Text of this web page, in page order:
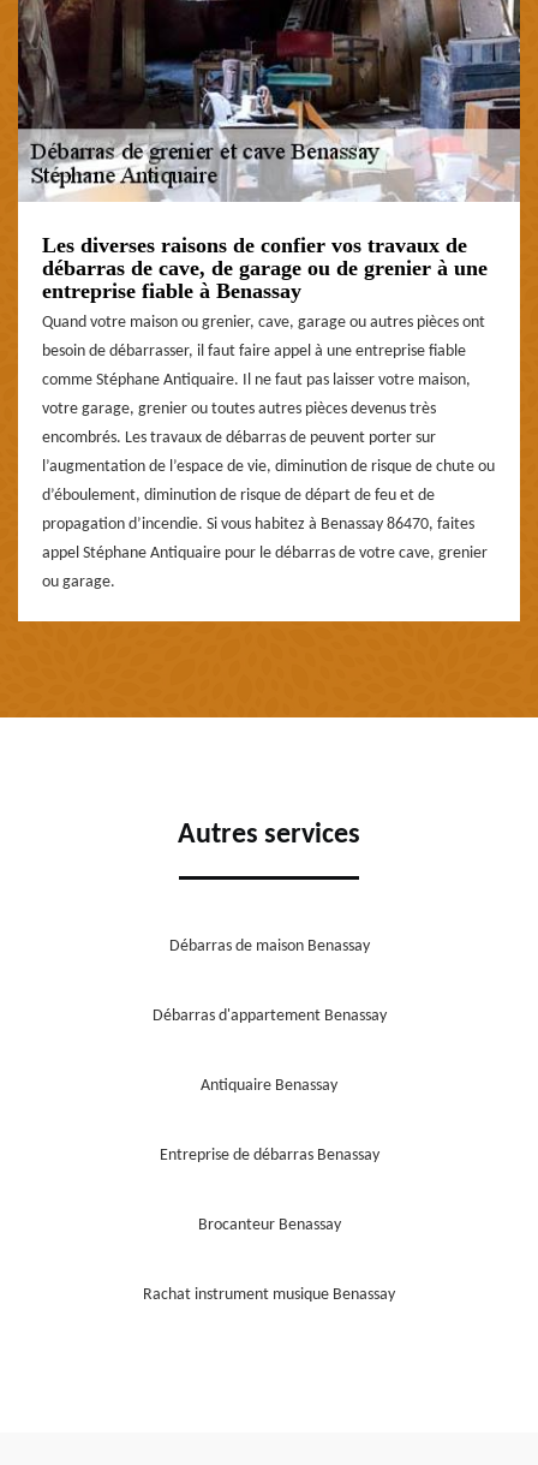
Les diverses raisons de confier vos travaux de
débarras de cave, de garage ou de grenier à une
entreprise fiable à Benassay
Quand votre maison ou grenier, cave, garage ou autres pièces ont
besoin de débarrasser, il faut faire appel à une entreprise fiable
comme Stéphane Antiquaire. Il ne faut pas laisser votre maison,
votre garage, grenier ou toutes autres pièces devenus très
encombrés. Les travaux de débarras de peuvent porter sur
l’augmentation de l’espace de vie, diminution de risque de chute ou
d’éboulement, diminution de risque de départ de feu et de
propagation d’incendie. Si vous habitez à Benassay 86470, faites
appel Stéphane Antiquaire pour le débarras de votre cave, grenier
ou garage.
Autres services
Débarras de maison Benassay
Débarras d'appartement Benassay
Antiquaire Benassay
Entreprise de débarras Benassay
Brocanteur Benassay
Rachat instrument musique Benassay